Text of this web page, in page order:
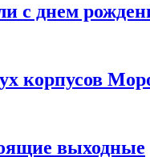
с днем
корпусов
выходные